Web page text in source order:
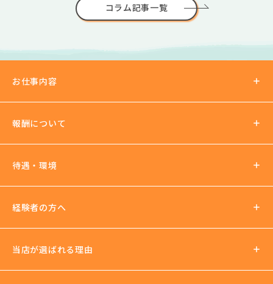
コラム記事一覧
お仕事内容
報酬について
報酬の仕組み
待遇・環境
待遇について
法人運営
経験者の方へ
当店が選ばれる理由